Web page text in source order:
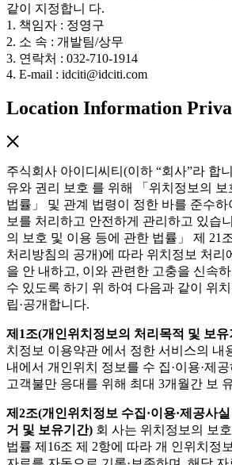
같이 지정합니 다.
1. 책임자 : 정영구
2. 소 속 : 개발팀/상무
3. 연락처 : 032-710-1914
4. E-mail : idciti@idciti.com
Location Information
주식회사 아이디씨티(이하 “회사”라 합
유와 권리 보호 를 위해 「위치정보의
법률」 및 관계 법령이 정한 바를 준수하
보를 처리하고 안전하게 관리하고 있습
의 보호 및 이용 등에 관한 법률」 제 21
처리방침의 공개)에 따라 위치정보 처리
을 안 내하고, 이와 관련한 고충을 신속
수 있도록 하기 위 하여 다음과 같이 위
립·공개합니다.
제1조(개인위치정보의 처리목적 및 보유
치정보 이용약관 에서 정한 서비스의 내
내에서 개인위치 정보를 수 집·이용·제
고객불만 응대를 위해 최대 3개월간 보
제2조(개인위치정보 수집·이용·제공사
거 및 보유기간) 회 사는 위치정보의 보
법률 제16조 제 2항에 따라 개 인위치정